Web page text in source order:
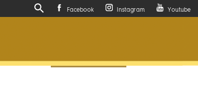
Facebook Instagram Youtube